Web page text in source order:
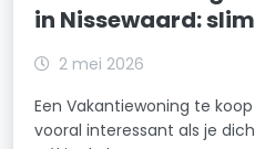
in Nissewaard:
2 mei 2026
Een Vakantiewoning te
vooral interessant als je